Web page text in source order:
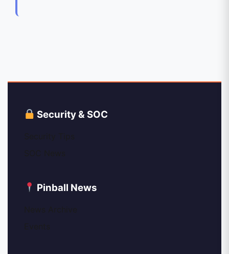
Security & SOC
Pinball News